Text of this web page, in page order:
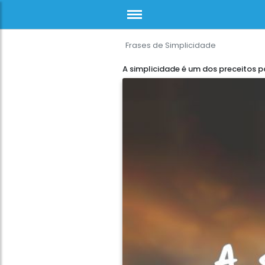
Frases de Simplicidade
A simplicidade é um dos preceitos